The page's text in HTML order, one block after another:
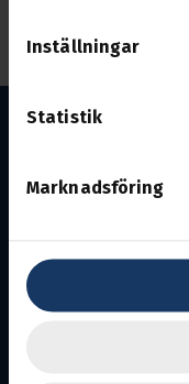
Inställningar
Statistik
Marknadsföring
Avdelning 7.
En del av Svenska